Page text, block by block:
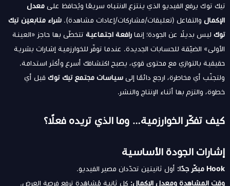
تيك توك يرفع الفيديو الذي ينتزع الانتباه سريعًا ويُحافظ على معدل
الإكمال والتفاعل (تعليقات/مشاركات/إعادات مشاهدة). شراء متابعين تيك
توك ليس بديلًا عن الجودة؛ إنما رافعة اجتماعية تتخطّى بها حاجز «العينة
الأولى» الضيّقة للحسابات الجديدة. عندما توفّر للخوارزمية إشارات بشرية
حقيقية بالتوازي مع محتوى قوي، يصبح اكتشافك أسرع وأكثر استدامة.
ولتجنّب أي مخاطرة، ارجع دائمًا إلى سياسات مجتمع تيك توك قبل أي
خطوة، والتزم بها أثناء الإنتاج والنشر.
كيف تفكّر الخوارزمية… وما الذي تريده فعلًا؟
إشارات الجودة الأساسية
Hook مبكّر جدًا:
أول ثانيتين تحدّدان مصير الفيديو.
وقت المشاهدة ومعدل الإكمال: كل ثانية مُشاهَدة ترفع فرصة العرض.